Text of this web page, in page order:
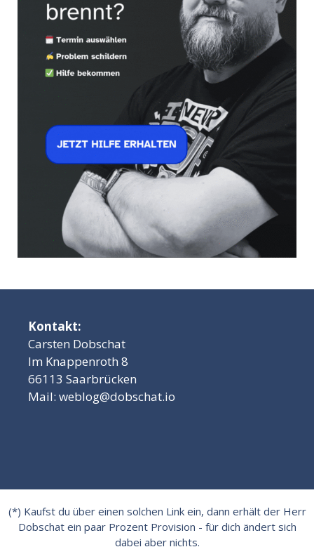
Kontakt:
Carsten Dobschat
Im Knappenroth 8
66113 Saarbrücken
Mail: weblog@dobschat.io
(*) Kaufst du über einen solchen Link ein, dann erhält der Herr
Dobschat ein paar Prozent Provision - für dich ändert sich
dabei aber nichts.